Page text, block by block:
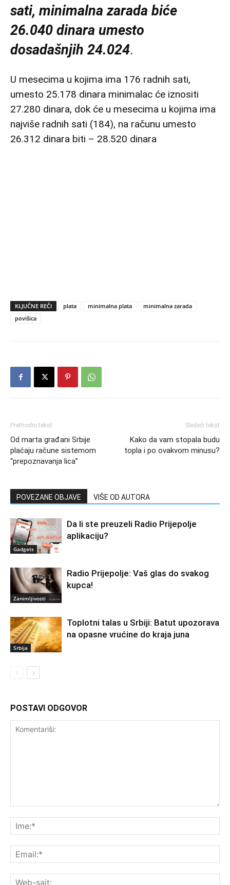
sati, minimalna zarada biće
26.040 dinara umesto
dosadašnjih 24.024.
U mesecima u kojima ima 176 radnih sati,
umesto 25.178 dinara minimalac će iznositi
27.280 dinara, dok će u mesecima u kojima ima
najviše radnih sati (184), na računu umesto
26.312 dinara biti – 28.520 dinara
KLJUČNE REČI plata minimalna plata
minimalna zarada
povišica
Prethodni tekst
Od marta građani Srbije
plaćaju račune sistemom
“prepoznavanja lica”
Sledeći tekst
Kako da vam stopala budu
topla i po ovakvom minusu?
POVEZANE OBJAVE VIŠE OD AUTORA
Gadgets
Da li ste preuzeli Radio Prijepolje
aplikaciju?
Zanimljivosti
Radio Prijepolje: Vaš glas do svakog
kupca!
Srbija
Toplotni talas u Srbiji: Batut upozorava
na opasne vrućine do kraja juna
POSTAVI ODGOVOR